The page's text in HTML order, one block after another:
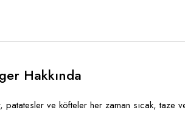
Hakkında
patatesler ve köfteler her zaman sıcak, taze